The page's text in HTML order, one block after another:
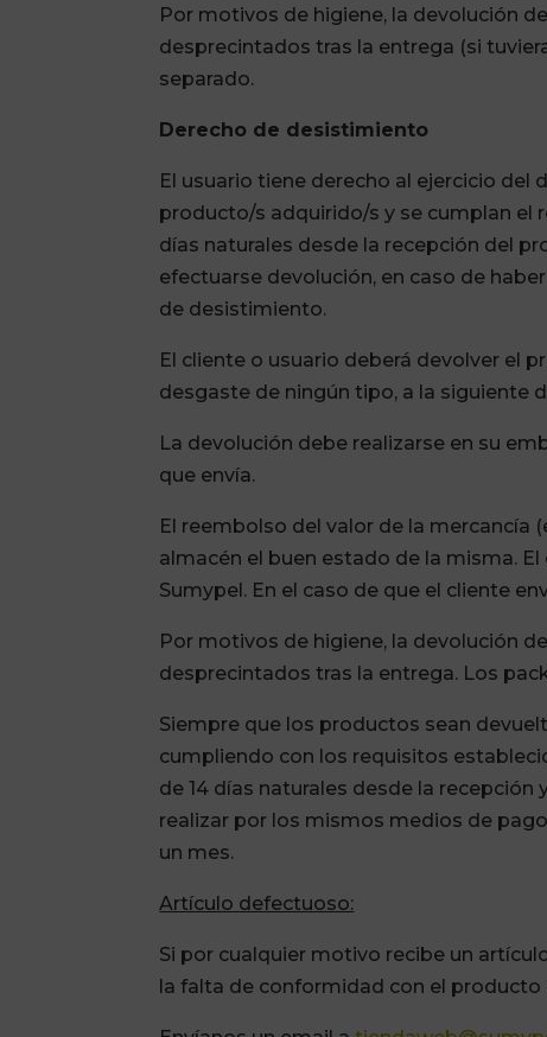
Por motivos de higiene, la devolución
desprecintados tras la entrega (si
separado.
Derecho de desistimiento
El usuario tiene derecho al ejercicio
producto/s adquirido/s y se cumplan el
días naturales desde la recepción del
efectuarse devolución, en caso de
de desistimiento.
El cliente o usuario deberá devolver el
desgaste de ningún tipo, a la siguiente
La devolución debe realizarse en su
que envía.
El reembolso del valor de la mercancía
almacén el buen estado de la misma.
Sumypel. En el caso de que el cliente
Por motivos de higiene, la devolución
desprecintados tras la entrega. Los
Siempre que los productos sean
cumpliendo con los requisitos
de 14 días naturales desde la
realizar por los mismos medios de
un mes.
Artículo defectuoso:
Si por cualquier motivo recibe un
la falta de conformidad con el producto